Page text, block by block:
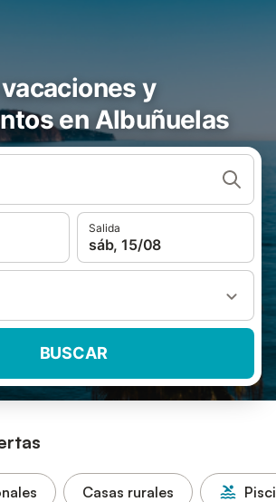
y
en Albuñuelas
Salida
sáb, 15/08
BUSCAR
Casas rurales